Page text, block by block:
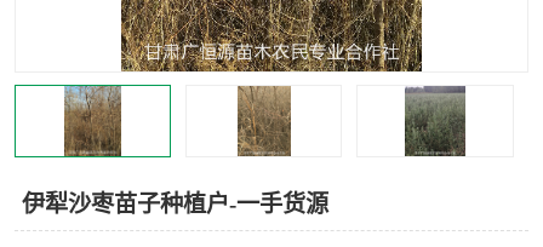
伊犁沙枣苗子种植户-一手货源